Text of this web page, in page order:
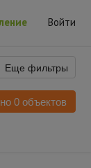
Войти
Еще фильтры
0 объектов